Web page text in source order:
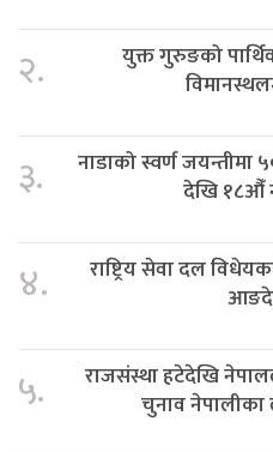
२.
युक्त गुरुङको
३.
नाडाको स्वर्ण जयन्तीमा
देखि १८औँ
४.
राष्ट्रिय सेवा दल
५.
राजसंस्था हटेदेखि
चुनाव नेपालीका